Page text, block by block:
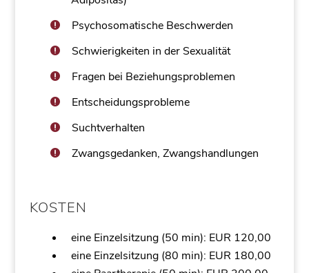
Psychosomatische Beschwerden
Schwierigkeiten in der Sexualität
Fragen bei Beziehungsproblemen
Entscheidungsprobleme
Suchtverhalten
Zwangsgedanken, Zwangshandlungen
KOSTEN
eine Einzelsitzung (50 min): EUR 120,00
eine Einzelsitzung (80 min): EUR 180,00